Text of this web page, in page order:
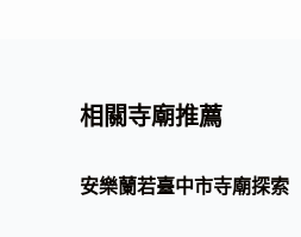
相關寺廟推薦
安樂蘭若臺中市寺廟探索